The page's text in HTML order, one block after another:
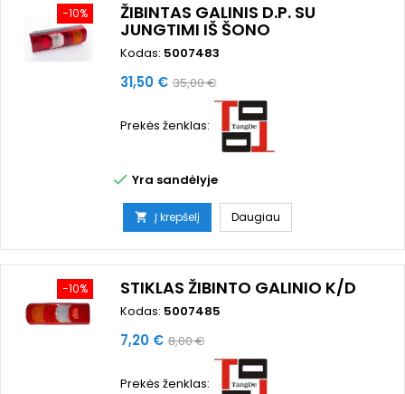
−10% ŽIBINTAS GALINIS D.P. SU
JUNGTIMI IŠ ŠONO
Kodas: 5007483
Kaina
31,50 € Bazinė
35,00 €
Prekės ženklas:
 Yra sandėlyje
 Į krepšelį Daugiau
−10% STIKLAS ŽIBINTO GALINIO K/D
Kodas: 5007485
Kaina
7,20 € Bazinė
8,00 €
Prekės ženklas: